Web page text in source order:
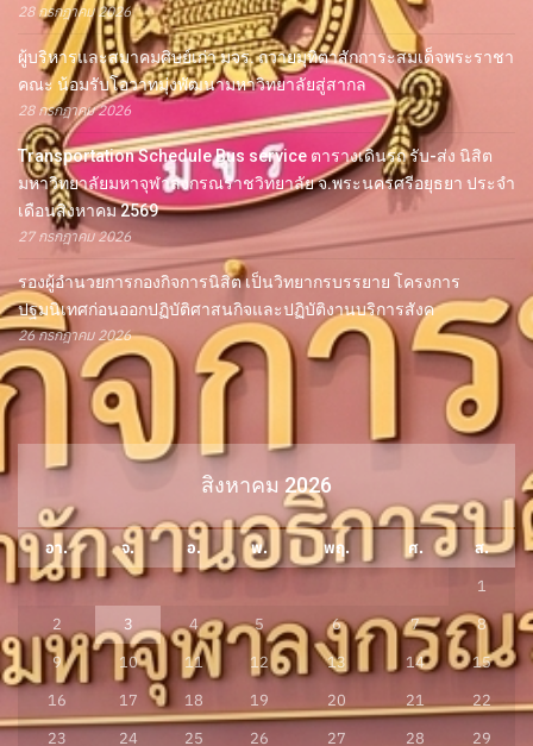
28 กรกฎาคม 2026
ผู้บริหารและสมาคมศิษย์เก่า มจร. ถวายมุทิตาสักการะสมเด็จพระราชา
คณะ น้อมรับโอวาทมุ่งพัฒนามหาวิทยาลัยสู่สากล
28 กรกฎาคม 2026
Transportation Schedule Bus service ตารางเดินรถ รับ-ส่ง นิสิต
มหาวิทยาลัยมหาจุฬาลงกรณราชวิทยาลัย จ.พระนครศรีอยุธยา ประจำ
เดือนสิงหาคม 2569
27 กรกฎาคม 2026
รองผู้อำนวยการกองกิจการนิสิต เป็นวิทยากรบรรยาย โครงการ
ปฐมนิเทศก่อนออกปฏิบัติศาสนกิจและปฏิบัติงานบริการสังค
26 กรกฎาคม 2026
สิงหาคม 2026
อา. จ. อ. พ. พฤ. ศ.
ส.
1
2
3 4 5 6 7
8
9
10 11 12 13 14
15
16
17 18 19 20 21
22
23
24 25 26 27 28 29